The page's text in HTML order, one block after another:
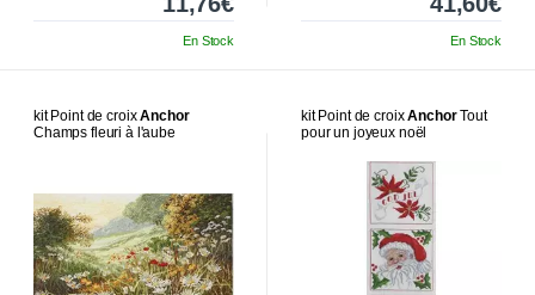
En Stock En Stock
kit Point de croixAnchor
Champs fleuri à l'aube
kit Point de croixAnchorTout
pour un joyeux noël